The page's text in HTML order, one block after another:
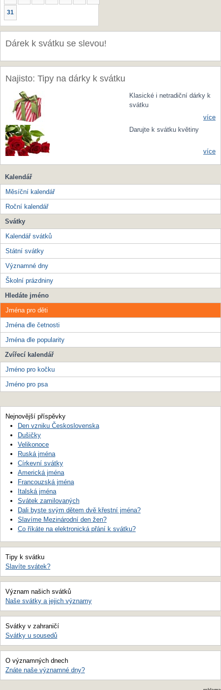
31
Dárek k svátku se slevou!
Najisto: Tipy na dárky k svátku
Klasické i netradiční dárky k
svátku
více
Darujte k svátku květiny
více
Kalendář
Měsíční kalendář
Roční kalendář
Svátky
Kalendář svátků
Státní svátky
Významné dny
Školní prázdniny
Hledáte jméno
Jména pro děti
Jména dle četnosti
Jména dle popularity
Zvířecí kalendář
Jméno pro kočku
Jméno pro psa
Nejnovější příspěvky
Den vzniku Československa
Dušičky
Velikonoce
Ruská jména
Církevní svátky
Americká jména
Francouzská jména
Italská jména
Svátek zamilovaných
Dali byste svým dětem dvě křestní jména?
Slavíme Mezinárodní den žen?
Co říkáte na elektronická přání k svátku?
Tipy k svátku
Slavíte svátek?
Význam našich svátků
Naše svátky a jejich významy
Svátky v zahraničí
Svátky u sousedů
O významných dnech
Znáte naše významné dny?